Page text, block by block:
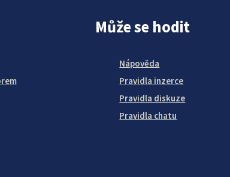
Může se hodit
Nápověda
Pravidla inzerce
Pravidla diskuze
Pravidla chatu